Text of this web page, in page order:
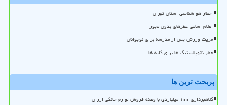
اخطار هواشناسی استان تهران
اعلام اسامی عطرهای بدون مجوز
مزیت ورزش پس از مدرسه برای نوجوانان
خطر نانوپلاستیک ها برای کلیه ها
پربحث ترین ها
کلاهبرداری ۱۰۰ میلیاردی با وعده فروش لوازم خانگی ارزان